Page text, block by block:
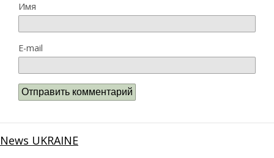
Имя
E-mail
News UKRAINE